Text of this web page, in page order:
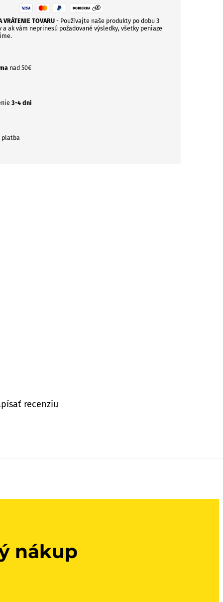
VRÁTENIE TOVARU- Používajte naše produkty po dobu 3
a ak vám neprinesú požadované výsledky, všetky peniaze
nad 50€
3-4 dni
platba
recenziu
nákup